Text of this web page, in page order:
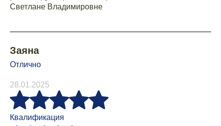
Светлане Владимировне
Заяна
Отлично
28.01.2025
Квалификация